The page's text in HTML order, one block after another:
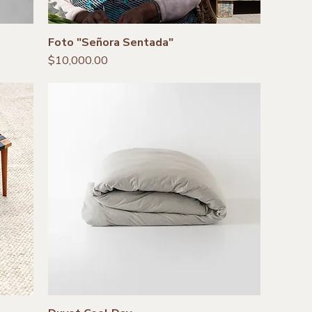
Foto "Señora Sentada"
Precio
$10,000.00